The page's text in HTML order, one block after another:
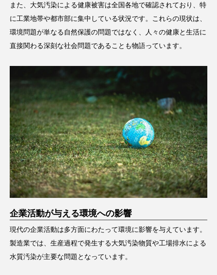
また、大気汚染による健康被害は全国各地で確認されており、特
に工業地帯や都市部に集中している状況です。これらの現状は、
環境問題が単なる自然保護の問題ではなく、人々の健康と生活に
直接関わる深刻な社会問題であることも物語っています。
企業活動が与える環境への影響
現代の企業活動は多方面にわたって環境に影響を与えています。
製造業では、生産過程で発生する大気汚染物質や工場排水による
水質汚染が主要な問題となっています。